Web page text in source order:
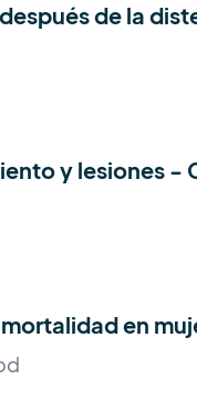
de la
y lesiones -
en